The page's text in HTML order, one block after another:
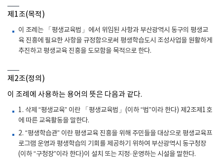
제1조(목적)
이 조례는 「평생교육법」에서 위임된 사항과 부산광역시 동구의 평생교
육 진흥에 필요한 사항을 규정함으로써 평생학습도시 조성사업을 원활하게
추진하고 평생교육 진흥을 도모함을 목적으로 한다.
제2조(정의)
이 조례에 사용하는 용어의 뜻은 다음과 같다.
1. 삭제 “평생교육” 이란 「평생교육법」(이하 “법”이라 한다) 제2조제1호
에 따른 교육활동을 말한다.
2. “평생학습관” 이란 평생교육 진흥을 위해 주민들을 대상으로 평생교육프
로그램 운영과 평생학습의 기회를 제공하기 위하여 부산광역시 동구청장
(이하 “구청장”이라 한다)이 설치 또는 지정·운영하는 시설을 말한다.